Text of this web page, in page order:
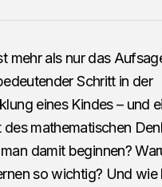
mehr als nur das
Schritt in der
eines Kindes – und
des mathematischen
damit beginnen?
so wichtig? Und wie